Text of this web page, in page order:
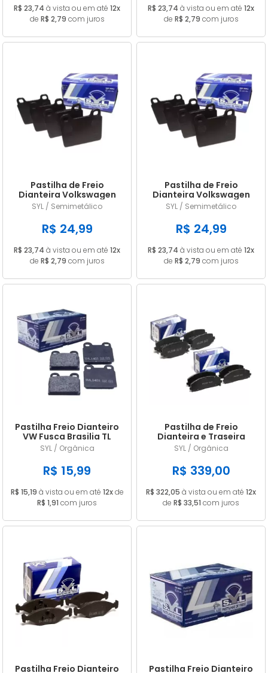
R$ 23,74 à vista ou em até 12x
de R$ 2,79 com juros
R$ 23,74 à vista ou em até 12x
de R$ 2,79 com juros
Pastilha de Freio
Dianteira Volkswagen
Kombi 1600 ano 1982
1983 1984 1985 1986 1987
1988 SYL1404
SYL / Semimetálico
R$ 24,99
R$ 23,74 à vista ou em até 12x
de R$ 2,79 com juros
Pastilha de Freio
Dianteira Volkswagen
Caravelle 1.7 1972 1973
1974 1975 1976 1977
SYL1404
SYL / Semimetálico
R$ 24,99
R$ 23,74 à vista ou em até 12x
de R$ 2,79 com juros
Pastilha Freio Dianteiro
VW Fusca Brasilia TL
Variant
SYL / Orgânica
R$ 15,99
R$ 15,19 à vista ou em até 12xde
R$ 1,91 com juros
Pastilha de Freio
Dianteira e Traseira
Volkswagen Routan 3.6
V6 2012/... em diante
SYL / Orgânica
R$ 339,00
R$ 322,05 à vista ou em até 12x
de R$ 33,51 com juros
Pastilha Freio Dianteiro
Pastilha Freio Dianteiro